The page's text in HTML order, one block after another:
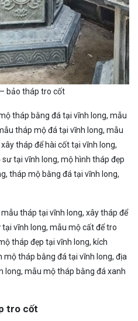
bảo tháp tro cốt
tháp bằng đá tại vĩnh long, mẫu
tháp mộ đá tại vĩnh long, mẫu
tháp để hài cốt tại vĩnh long,
tại vĩnh long, mộ hình tháp đẹp
tháp mộ bằng đá tại vĩnh long,
tháp tại vĩnh long, xây tháp để
vĩnh long, mẫu mộ cất để tro
tháp đẹp tại vĩnh long, kích
tháp bằng đá tại vĩnh long, địa
long, mẫu mộ tháp bằng đá xanh
tro cốt